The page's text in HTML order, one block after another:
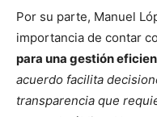
Por su parte, Manuel
importancia de contar
para una gestión
acuerdo facilita
transparencia que